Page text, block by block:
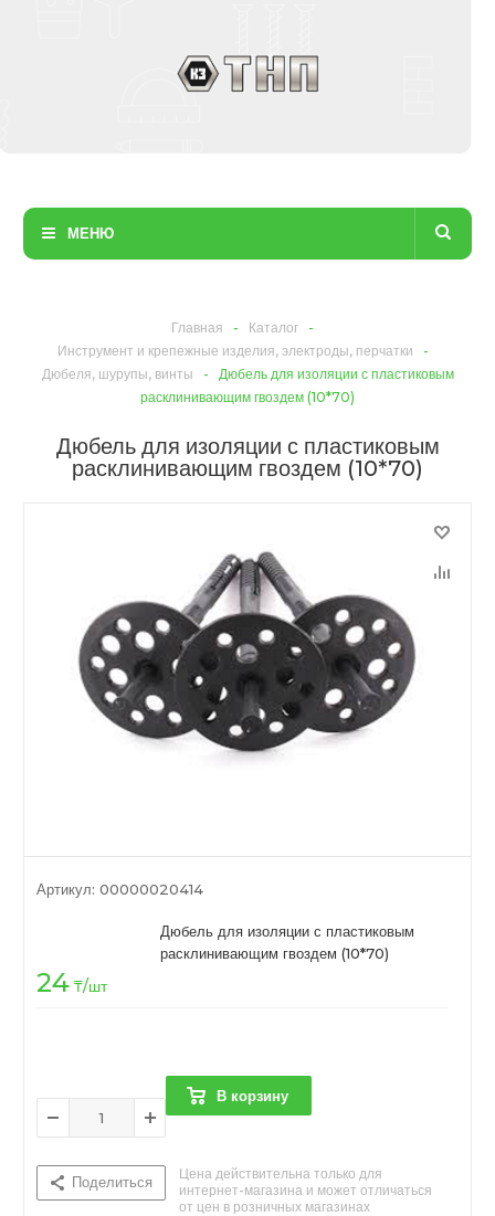
МЕНЮ
Главная - Каталог
-
Инструмент и крепежные изделия, электроды, перчатки
-
Дюбеля, шурупы, винты
-
Дюбель для изоляции с пластиковым
расклинивающим гвоздем (10*70)
Дюбель для изоляции с пластиковым
расклинивающим гвоздем (10*70)
Артикул: 00000020414
Дюбель для изоляции с пластиковым
расклинивающим гвоздем (10*70)
24 ₸/шт
В корзину
Поделиться
Цена действительна только для
интернет-магазина и может отличаться
от цен в розничных магазинах